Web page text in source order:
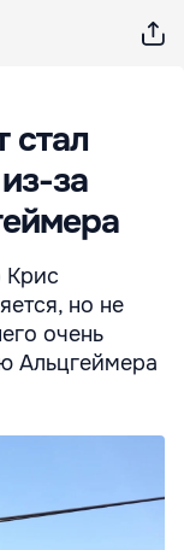
стал
за
Крис
но не
очень
Альцгеймера